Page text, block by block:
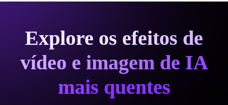
Explore os efeitos de
vídeo e imagem de IA
mais quentes